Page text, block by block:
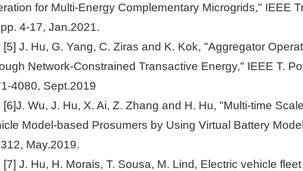
for Multi-Energy Complementary Microgrids," IEEE
4-17, Jan.2021.
[5] J. Hu, G. Yang, C. Ziras and K. Kok, "Aggregator
Network-Constrained Transactive Energy," IEEE T.
4080, Sept.2019
[6]J. Wu, J. Hu, X. Ai, Z. Zhang and H. Hu, "Multi-time
Model-based Prosumers by Using Virtual Battery
May.2019.
[7] J. Hu, H. Morais, T. Sousa, M. Lind, Electric vehicle